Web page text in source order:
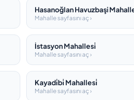
Hasanoğlan Havuzbaşi
Mahalle sayfasını aç ›
İstasyon Mahallesi̇
Mahalle sayfasını aç ›
Kayadi̇bi̇ Mahallesi̇
Mahalle sayfasını aç ›